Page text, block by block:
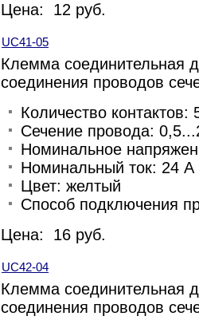
Цена: 12 руб.
UC41-05
Клемма соединительная
соединения проводов
Количество контактов:
Сечение провода:
Номинальное
Номинальный ток: 24 А
Цвет: желтый
Способ подключения
Цена: 16 руб.
UC42-04
Клемма соединительная
соединения проводов